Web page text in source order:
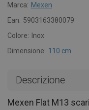
Marca: Mexen
Ean: 5903163380079
Colore:
Inox
Dimensione: 110 cm
Descrizione
Mexen Flat M13